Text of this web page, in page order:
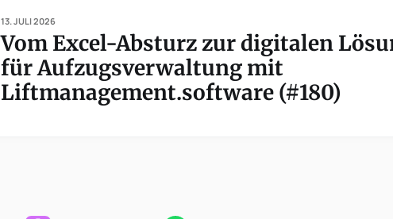
13. JULI 2026
Vom Excel-Absturz zur digitalen
für Aufzugsverwaltung mit
Liftmanagement.software (#180)